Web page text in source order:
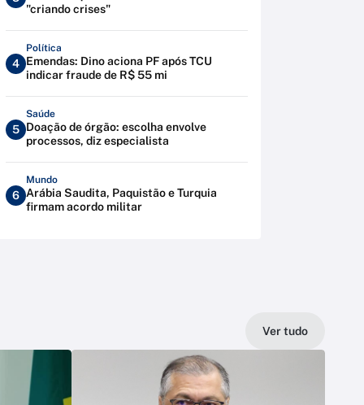
"criando crises"
4
Política
Emendas: Dino aciona PF após TCU
indicar fraude de R$ 55 mi
5
Saúde
Doação de órgão: escolha envolve
processos, diz especialista
6
Mundo
Arábia Saudita, Paquistão e Turquia
firmam acordo militar
Ver tudo